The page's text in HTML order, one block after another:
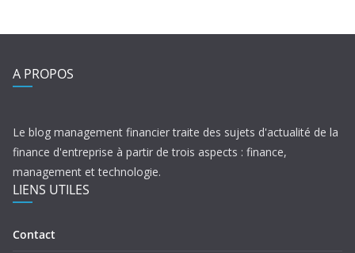
A PROPOS
Le blog management financier traite des sujets d'actualité de la
finance d'entreprise à partir de trois aspects : finance,
management et technologie.
LIENS UTILES
Contact